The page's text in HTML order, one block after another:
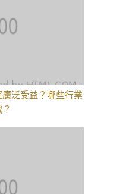
泛受益？哪些行業